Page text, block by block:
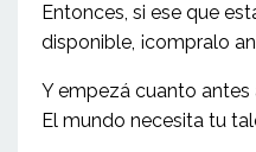
Entonces, si ese que
disponible, ¡compralo
Y empezá cuanto antes
El mundo necesita tu